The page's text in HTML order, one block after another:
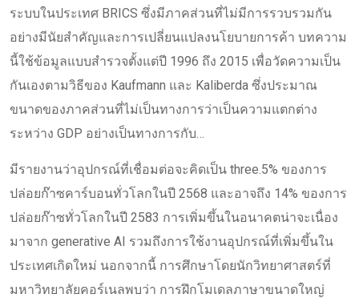
ระบบในประเทศ BRICS ซึ่งมีภาคส่วนที่ไม่มีการรวบรวมกัน
อย่างมีนัยสำคัญและการเปลี่ยนแปลงนโยบายการค้า บทความ
นี้ใช้ข้อมูลแบบสำรวจตั้งแต่ปี 1996 ถึง 2015 เพื่อวัดความเป็น
กันเองตามวิธีของ Kaufmann และ Kaliberda ซึ่งประมาณ
ขนาดของภาคส่วนที่ไม่เป็นทางการว่าเป็นความแตกต่าง
ระหว่าง GDP อย่างเป็นทางการกับ…
มีรายงานว่าอุปกรณ์ที่เชื่อมต่อจะคิดเป็น three.5% ของการ
ปล่อยก๊าซคาร์บอนทั่วโลกในปี 2568 และอาจถึง 14% ของการ
ปล่อยก๊าซทั่วโลกในปี 2583 การเพิ่มขึ้นในอนาคตน่าจะเนื่อง
มาจาก generative AI รวมถึงการใช้งานอุปกรณ์ที่เพิ่มขึ้นใน
ประเทศเกิดใหม่ นอกจากนี้ การศึกษาโดยนักวิทยาศาสตร์ที่
มหาวิทยาลัยคอร์เนลพบว่า การฝึกโมเดลภาษาขนาดใหญ่